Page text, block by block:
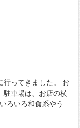
行ってきました。 お
駐車場は、お店の横
いろ和食系やう